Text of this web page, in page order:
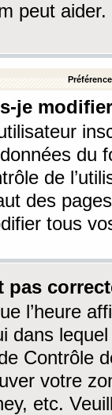
peut aider.
je
du
de
des
tous
pas
l’heure
dans
Contrôle
votre
etc.